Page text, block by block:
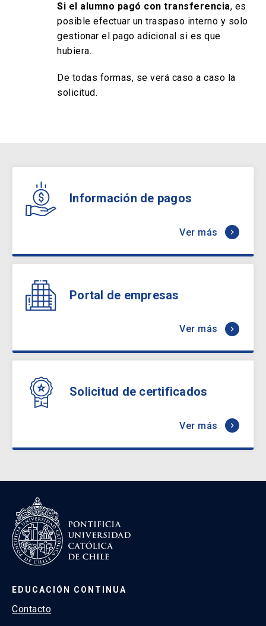
Si el alumno pagó con transferencia, es
posible efectuar un traspaso interno y solo
gestionar el pago adicional si es que
hubiera.
De todas formas, se verá caso a caso la
solicitud.
Información de pagos
Ver más keyboard_arrow_right
Portal de empresas
Ver más keyboard_arrow_right
Solicitud de certificados
Ver más keyboard_arrow_right
EDUCACIÓN CONTINUA
Contacto